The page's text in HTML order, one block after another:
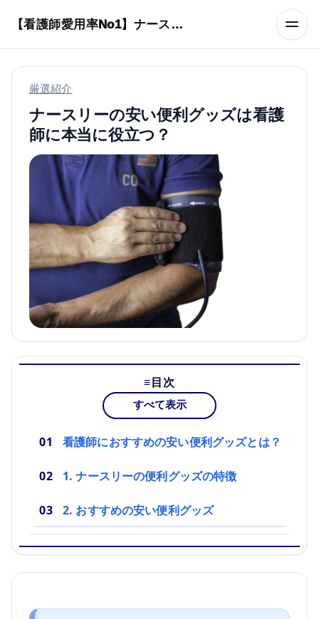
【看護師愛用率No1】ナースリーで人気の商品はコレ
厳選紹介
ナースリーの安い便利グッズは看護
師に本当に役立つ？
目次
すべて表示
看護師におすすめの安い便利グッズとは？
1. ナースリーの便利グッズの特徴
2. おすすめの安い便利グッズ